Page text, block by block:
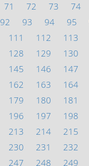
71 72 73 74
92 93 94 95
111 112 113
128 129 130
145 146 147
162 163 164
179 180 181
196 197 198
213 214 215
230 231 232
247 248 249